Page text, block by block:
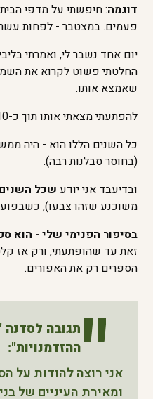
דוגמה: חיפשתי על מדפי
פעמים. במצטבר - לפחות
יום אחד נשבר לי, ואמרתי
החלטתי פשוט לקרוא את
שאמצא אותו.
להפתעתי מצאתי אותו תוך כ-10 שניות.
כל השנים הללו הוא - היה ממש
(בחוסר סבלנות רבה).
ובדיעבד אני יודע שכל
משוכנע שזהו צבעו),
בסיפור הפנימי שלי - הוא
זאת עד שהופתעתי, ורק אז
הספרים רק את האפורים.
תגובה
ההזדמנויות":
אני רוצה להודות על
ומאירת העיניים של